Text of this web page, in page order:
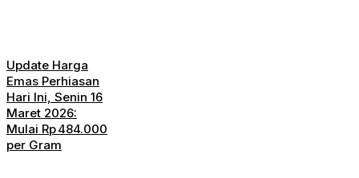
Update Harga
Emas Perhiasan
Hari Ini, Senin 16
Maret 2026:
Mulai Rp 484.000
per Gram